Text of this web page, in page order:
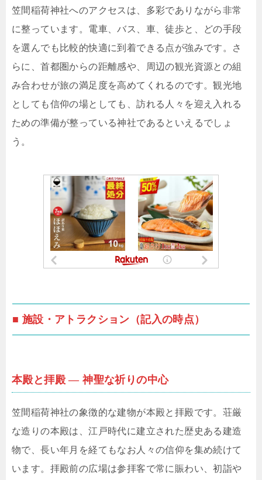
笠間稲荷神社へのアクセスは、多彩でありながら非常
に整っています。電車、バス、車、徒歩と、どの手段
を選んでも比較的快適に到着できる点が強みです。さ
らに、首都圏からの距離感や、周辺の観光資源との組
み合わせが旅の満足度を高めてくれるのです。観光地
としても信仰の場としても、訪れる人々を迎え入れる
ための準備が整っている神社であるといえるでしょ
う。
■ 施設・アトラクション（記入の時点）
本殿と拝殿 ― 神聖な祈りの中心
笠間稲荷神社の象徴的な建物が本殿と拝殿です。荘厳
な造りの本殿は、江戸時代に建立された歴史ある建造
物で、長い年月を経てもなお人々の信仰を集め続けて
います。拝殿前の広場は参拝客で常に賑わい、初詣や